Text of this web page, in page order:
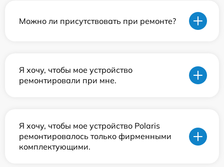
Можно ли присутствовать при ремонте?
Я хочу, чтобы мое устройство
ремонтировали при мне.
Я хочу, чтобы мое устройство Polaris
ремонтировалось только фирменными
комплектующими.